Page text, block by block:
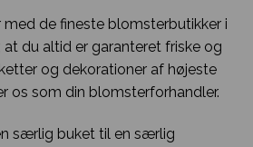
de fineste blomsterbutikker i
at du altid er garanteret friske og
og dekorationer af højeste
os som din blomsterforhandler.
særlig buket til en særlig